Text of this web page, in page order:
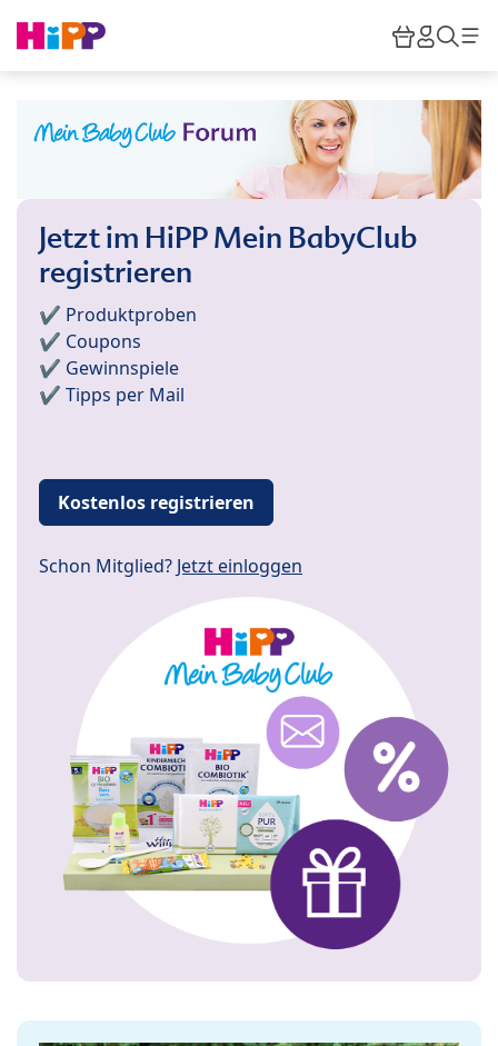
HiPP
Jetzt im HiPP Mein BabyClub
registrieren
✔️ Produktproben
✔️ Coupons
✔️ Gewinnspiele
✔️ Tipps per Mail
Kostenlos registrieren
Schon Mitglied? Jetzt einloggen